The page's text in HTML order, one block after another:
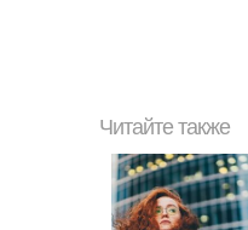
Читайте также